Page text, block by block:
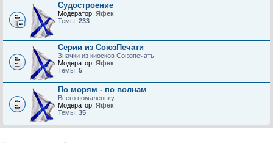
Судостроение
Модератор: Яфек
Темы: 233
Серии из СоюзПечати
Значки из киосков Союзпечать
Модератор: Яфек
Темы: 5
По морям - по волнам
Всего помаленьку
Модератор: Яфек
Темы: 35